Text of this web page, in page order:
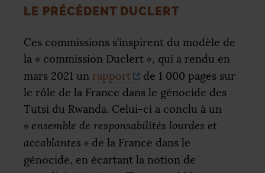
LE PRÉCÉDENT DUCLERT
Ces commissions s’inspirent du modèle de
la « commission Duclert », qui a rendu en
mars 2021 un rapport
de 1 000 pages sur
le rôle de la France dans le génocide des
Tutsi du Rwanda. Celui-ci a conclu à un
« ensemble de responsabilités lourdes et
accablantes » de la France dans le
génocide, en écartant la notion de